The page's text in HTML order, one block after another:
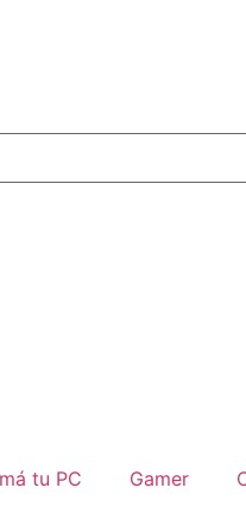
tu PC Gamer